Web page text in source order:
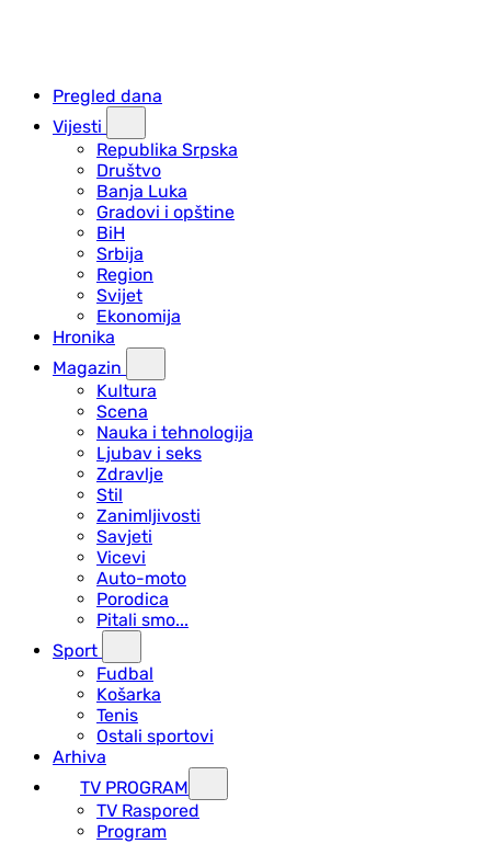
Pregled dana
Vijesti
Republika Srpska
Društvo
Banja Luka
Gradovi i opštine
BiH
Srbija
Region
Svijet
Ekonomija
Hronika
Magazin
Kultura
Scena
Nauka i tehnologija
Ljubav i seks
Zdravlje
Stil
Zanimljivosti
Savjeti
Vicevi
Auto-moto
Porodica
Pitali smo...
Sport
Fudbal
Košarka
Tenis
Ostali sportovi
Arhiva
TV PROGRAM
ТV Raspored
Program